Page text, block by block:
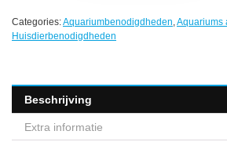
Categories:Aquariumbenodigdheden,Aquariums
Huisdierbenodigdheden
Beschrijving
Extra informatie